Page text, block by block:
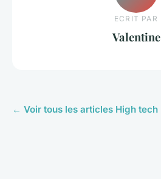
ECRIT PAR
Valentine
← Voir tous les articles High tech